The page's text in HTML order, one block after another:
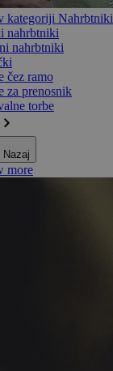
kategoriji Nahrbtniki
nahrbtniki
nahrbtniki
čez ramo
za prenosnik
torbe
Nazaj
more